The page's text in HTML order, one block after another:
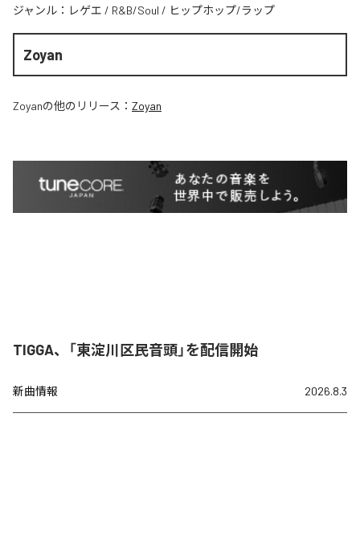
ジャンル： レゲエ / R&B/Soul / ヒップホップ/ラップ
Zoyan
Zoyanの他のリリース： Zoyan
TIGGA、「東淀川区民音頭」を配信開始
新曲情報 2026.8.3